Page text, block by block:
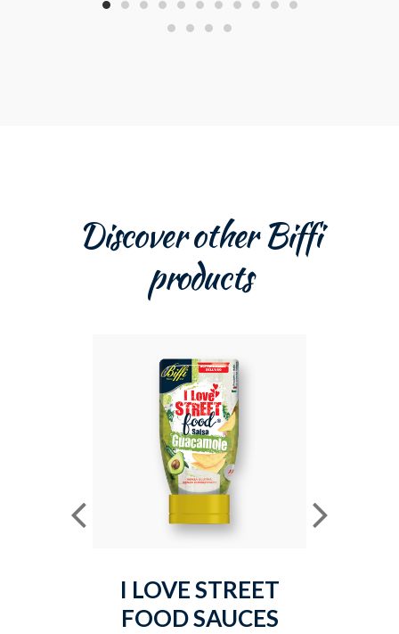
Discover other Biffi
products
I LOVE STREET
FOOD SAUCES